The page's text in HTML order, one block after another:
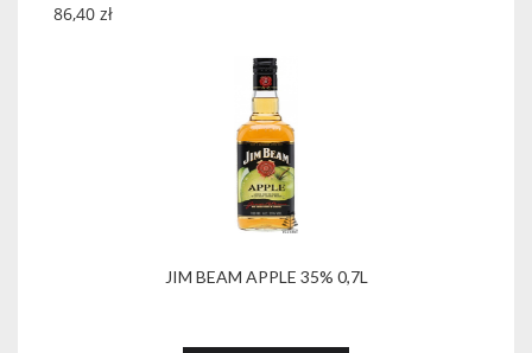
JIM BEAM APPLE 35% 0,7L
86,40 zł